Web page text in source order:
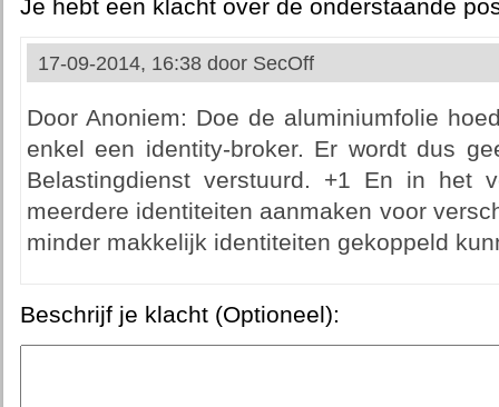
Je hebt een klacht over de onderstaande
17-09-2014, 16:38 door SecOff
Door Anoniem: Doe de aluminiumfolie
enkel een identity-broker. Er wordt dus
Belastingdienst verstuurd. +1 En in het
meerdere identiteiten aanmaken voor
minder makkelijk identiteiten gekoppeld
Beschrijf je klacht (Optioneel):